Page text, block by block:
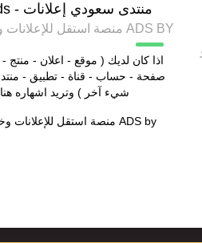
منتدى سعودي إعلانات - saudi ads
ADS BY منصة استقل للإعلانات وخدمات السيو
اذا كان لديك ( موقع - اعلان - منتج -
صفحة - حساب - قناة - تطبيق -
شيء آخر ) وتريد اشهاره هنا
ADS by منصة استقل للإعلانات